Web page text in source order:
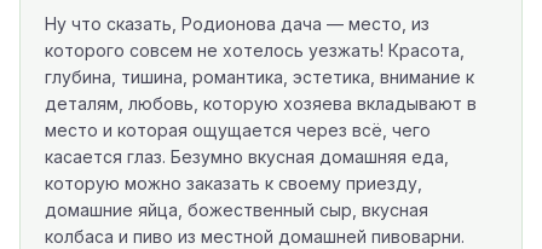
Ну что сказать, Родионова дача — место, из
которого совсем не хотелось уезжать! Красота,
глубина, тишина, романтика, эстетика, внимание к
деталям, любовь, которую хозяева вкладывают в
место и которая ощущается через всё, чего
касается глаз. Безумно вкусная домашняя еда,
которую можно заказать к своему приезду,
домашние яйца, божественный сыр, вкусная
колбаса и пиво из местной домашней пивоварни.